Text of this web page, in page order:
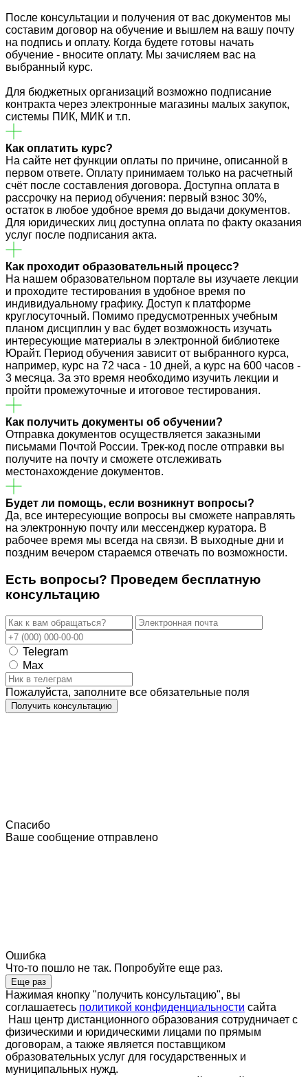
После консультации и получения от вас документов мы
составим договор на обучение и вышлем на вашу почту
на подпись и оплату. Когда будете готовы начать
обучение - вносите оплату. Мы зачисляем вас на
выбранный курс.
Для бюджетных организаций возможно подписание
контракта через электронные магазины малых закупок,
системы ПИК, МИК и т.п.
Как оплатить курс?
На сайте нет функции оплаты по причине, описанной в
первом ответе. Оплату принимаем только на расчетный
счёт после составления договора. Доступна оплата в
рассрочку на период обучения: первый взнос 30%,
остаток в любое удобное время до выдачи документов.
Для юридических лиц доступна оплата по факту оказания
услуг после подписания акта.
Как проходит образовательный процесс?
На нашем образовательном портале вы изучаете лекции
и проходите тестирования в удобное время по
индивидуальному графику. Доступ к платформе
круглосуточный. Помимо предусмотренных учебным
планом дисциплин у вас будет возможность изучать
интересующие материалы в электронной библиотеке
Юрайт. Период обучения зависит от выбранного курса,
например, курс на 72 часа - 10 дней, а курс на 600 часов -
3 месяца. За это время необходимо изучить лекции и
пройти промежуточные и итоговое тестирования.
Как получить документы об обучении?
Отправка документов осуществляется заказными
письмами Почтой России. Трек-код после отправки вы
получите на почту и сможете отслеживать
местонахождение документов.
Будет ли помощь, если возникнут вопросы?
Да, все интересующие вопросы вы сможете направлять
на электронную почту или мессенджер куратора. В
рабочее время мы всегда на связи. В выходные дни и
поздним вечером стараемся отвечать по возможности.
Есть вопросы? Проведем бесплатную
консультацию
Telegram
Max
Пожалуйста, заполните все обязательные поля
Получить консультацию
Спасибо
Ваше сообщение отправлено
Ошибка
Что-то пошло не так. Попробуйте еще раз.
Еще раз
Нажимая кнопку "получить консультацию", вы
соглашаетесь политикой конфиденциальности сайта
Наш центр дистанционного образования сотрудничает с
физическими и юридическими лицами по прямым
договорам, а также является поставщиком
образовательных услуг для государственных и
муниципальных нужд.